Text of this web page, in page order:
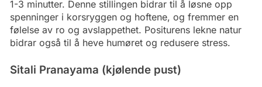
1-3 minutter. Denne stillingen bidrar til å løsne opp
spenninger i korsryggen og hoftene, og fremmer en
følelse av ro og avslappethet. Positurens lekne natur
bidrar også til å heve humøret og redusere stress.
Sitali Pranayama (kjølende pust)